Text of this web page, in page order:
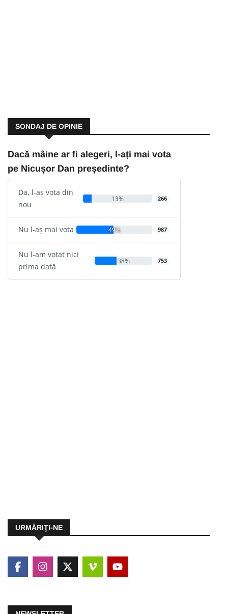
SONDAJ DE OPINIE
Dacă mâine ar fi alegeri, l-ați mai vota
pe Nicușor Dan președinte?
Da, l-aș vota din
nou
13% 266
Nu l-aș mai vota 49% 987
Nu l-am votat nici
prima dată
38% 753
URMĂRIŢI-NE